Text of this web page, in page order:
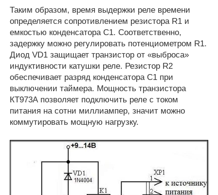
Таким образом, время выдержки реле времени
определяется сопротивлением резистора R1 и
емкостью конденсатора С1. Соответственно,
задержку можно регулировать потенциометром R1.
Диод VD1 защищает транзистор от «выброса»
индуктивности катушки реле. Резистор R2
обеспечивает разряд конденсатора С1 при
выключении таймера. Мощность транзистора
КТ973А позволяет подключить реле с током
питания на сотни миллиампер, значит можно
коммутировать мощную нагрузку.